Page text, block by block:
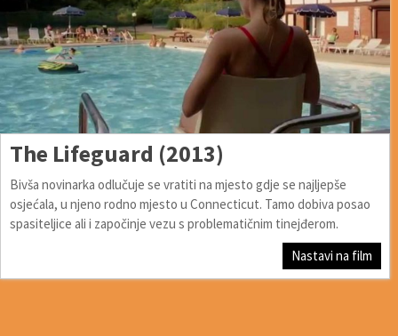
The Lifeguard (2013)
Bivša novinarka odlučuje se vratiti na mjesto gdje se najljepše
osjećala, u njeno rodno mjesto u Connecticut. Tamo dobiva posao
spasiteljice ali i započinje vezu s problematičnim tinejđerom.
Nastavi na film